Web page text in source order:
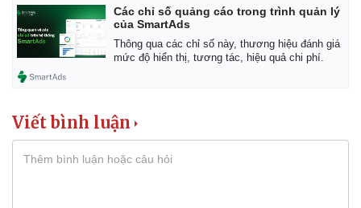
Các chỉ số quảng cáo trong trình quản lý
của SmartAds
Thông qua các chỉ số này, thương hiệu đánh giá
mức độ hiển thị, tương tác, hiệu quả chi phí.
Viết bình luận